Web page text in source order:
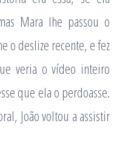
Mara lhe passou o
o deslize recente, e fez
veria o vídeo inteiro
que ela o perdoasse.
João voltou a assistir